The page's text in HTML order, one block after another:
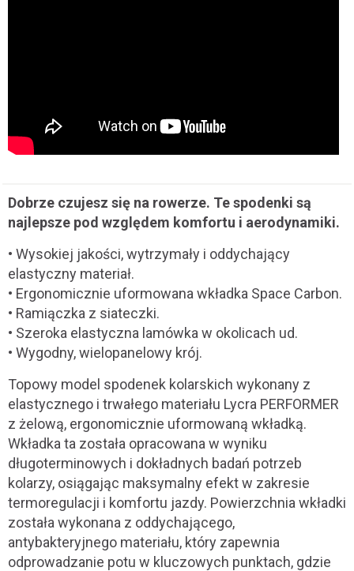
Dobrze czujesz się na rowerze. Te spodenki są
najlepsze pod względem komfortu i aerodynamiki.
• Wysokiej jakości, wytrzymały i oddychający
elastyczny materiał.
• Ergonomicznie uformowana wkładka Space Carbon.
• Ramiączka z siateczki.
• Szeroka elastyczna lamówka w okolicach ud.
• Wygodny, wielopanelowy krój.
Topowy model spodenek kolarskich wykonany z
elastycznego i trwałego materiału Lycra PERFORMER
z żelową, ergonomicznie uformowaną wkładką.
Wkładka ta została opracowana w wyniku
długoterminowych i dokładnych badań potrzeb
kolarzy, osiągając maksymalny efekt w zakresie
termoregulacji i komfortu jazdy. Powierzchnia wkładki
została wykonana z oddychającego,
antybakteryjnego materiału, który zapewnia
odprowadzanie potu w kluczowych punktach, gdzie